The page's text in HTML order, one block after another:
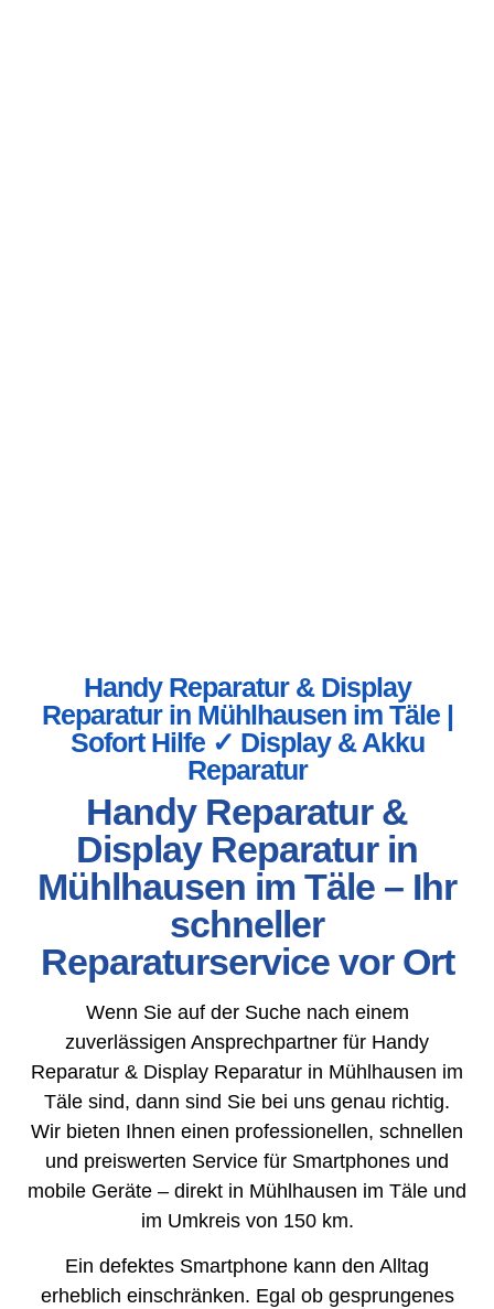
Handy Reparatur & Display
Reparatur in Mühlhausen im Täle |
Sofort Hilfe ✓ Display & Akku
Reparatur
Handy Reparatur &
Display Reparatur in
Mühlhausen im Täle – Ihr
schneller
Reparaturservice vor Ort
Wenn Sie auf der Suche nach einem
zuverlässigen Ansprechpartner für Handy
Reparatur & Display Reparatur in Mühlhausen im
Täle sind, dann sind Sie bei uns genau richtig.
Wir bieten Ihnen einen professionellen, schnellen
und preiswerten Service für Smartphones und
mobile Geräte – direkt in Mühlhausen im Täle und
im Umkreis von 150 km.
Ein defektes Smartphone kann den Alltag
erheblich einschränken. Egal ob gesprungenes